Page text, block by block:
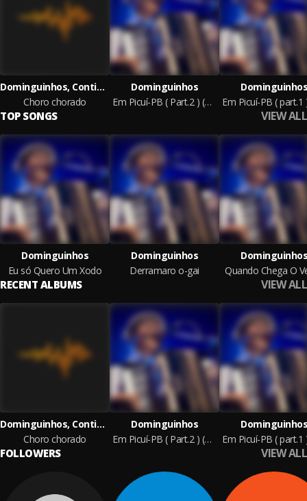
Dominguinhos, Continental
Choro chorado
Dominguinhos
Em Picuí-PB ( Part.2 ) (Ao vivo)
Dominguinhos
TOP SONGS VIEW ALL
Dominguinhos
Eu só Quero Um Xodo
Dominguinhos
Derramaro o-gai
Dominguinhos
Quando Chega O
RECENT ALBUMS VIEW ALL
Dominguinhos, Continental
Choro chorado
Dominguinhos
Em Picuí-PB ( Part.2 ) (Ao vivo)
Dominguinhos
FOLLOWERS VIEW ALL